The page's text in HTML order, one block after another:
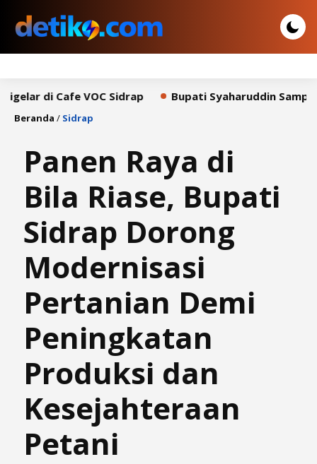
Cafe VOC Sidrap Bupati Syaharuddin Sampaikan
Beranda / Sidrap
Panen Raya di
Bila Riase, Bupati
Sidrap Dorong
Modernisasi
Pertanian Demi
Peningkatan
Produksi dan
Kesejahteraan
Petani